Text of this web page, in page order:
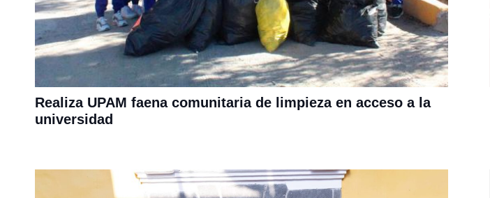
Realiza UPAM faena comunitaria de limpieza en acceso a la
universidad